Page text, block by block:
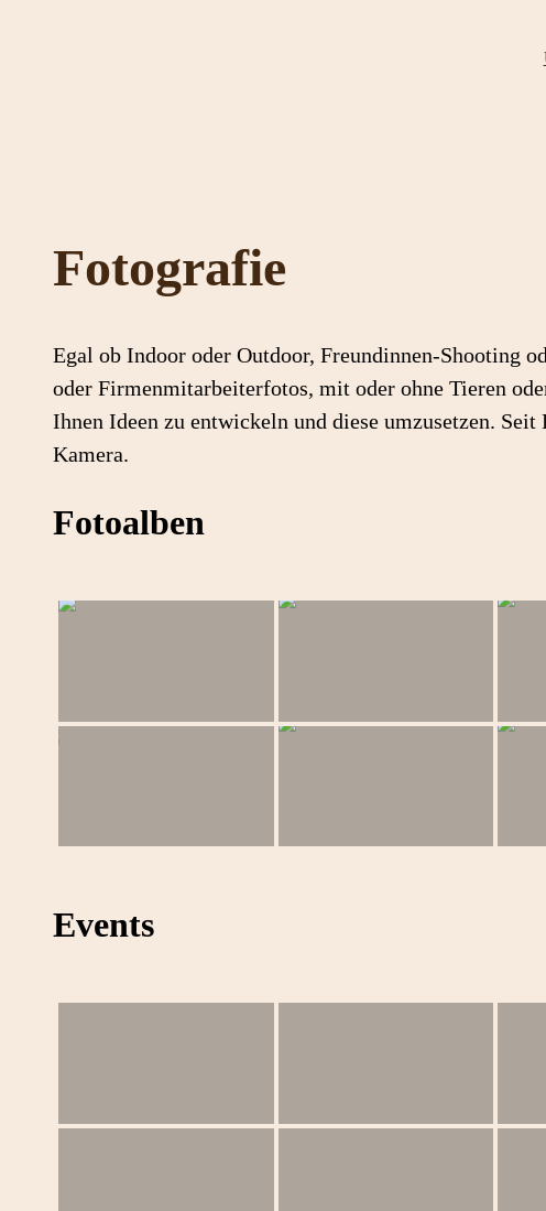
Fotografie
Egal ob Indoor oder Outdoor, Freundinnen-Shooting
oder Firmenmitarbeiterfotos, mit oder ohne Tieren
Ihnen Ideen zu entwickeln und diese umzusetzen.
Kamera.
Fotoalben
Events